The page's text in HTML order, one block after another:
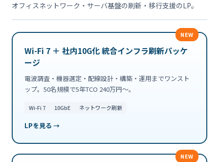
オフィスネットワーク・サーバ基盤の刷新・移行支援のLP。
NEW
Wi-Fi 7 ＋ 社内10G化 統合インフラ刷新パッケ
ージ
電波調査・機器選定・配線設計・構築・運用までワンスト
ップ。50名規模で5年TCO 240万円〜。
Wi-Fi 7 10GbE ネットワーク刷新
LPを見る →
NEW